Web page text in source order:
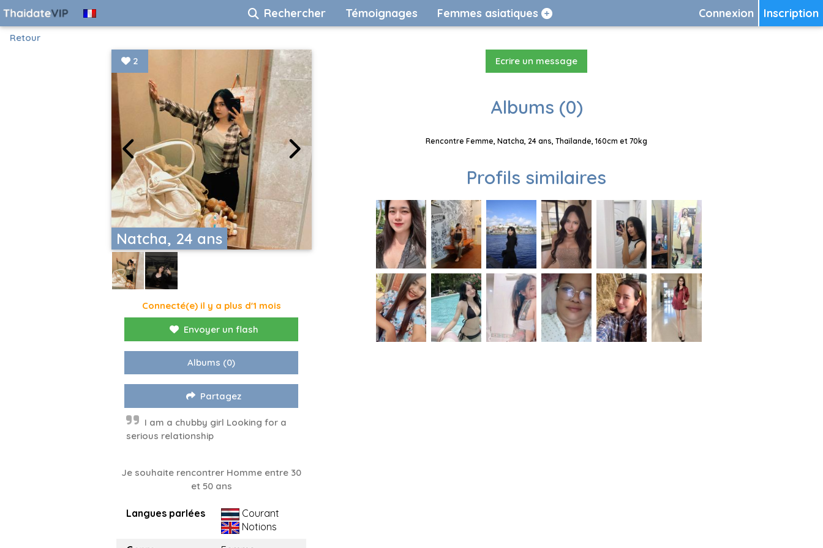
Inscription
Connexion
Rechercher Témoignages Femmes asiatiques
Retour
Natcha, 24 ans
2
Connecté(e) il y a plus d'1 mois
Envoyer un flash
Albums (0)
Partagez
I am a chubby girl Looking for a
serious relationship
Je souhaite rencontrer Homme entre 30
et 50 ans
Langues parlées
Courant
Notions
Ecrire un message
Albums (0)
Rencontre Femme, Natcha, 24 ans, Thaïlande, 160cm et 70kg
Profils similaires